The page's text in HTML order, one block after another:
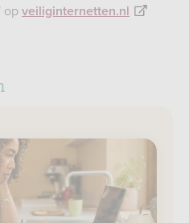
op veiliginternetten.nl